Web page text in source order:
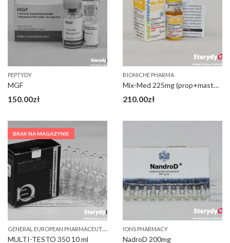
PEPTYDY
MGF
150.00zł
BIONICHE PHARMA
Mix-Med 225mg (prop+master+tren a)
210.00zł
BRAK NA MAGAZYNIE
G
ENERAL EUROPEAN PHARMACEUTICALS (GEP)
MULTI-TESTO 350 10 ml
IONS PHARMACY
NadroD 200mg